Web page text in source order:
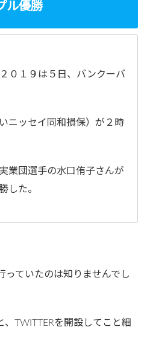
ル優勝
０１９は５日、バンクーバ
ニッセイ同和損保）が２時
業団選手の水口侑子さんが
した。
っていたのは知りませんでし
TWITTERを開設してこと細